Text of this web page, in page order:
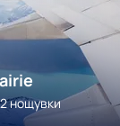
нощувки